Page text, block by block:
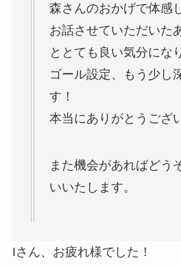
森さんのおかげで体感
お話させていただいた
ととても良い気分にな
ゴール設定、もう少し
す！
本当にありがとうござ
また機会があればどう
いいたします。
Iさん、お疲れ様でした！